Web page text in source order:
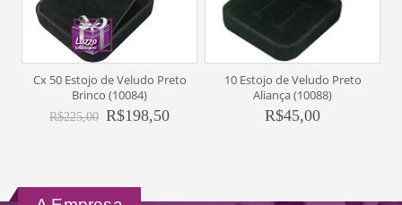
Cx 50 Estojo de Veludo Preto
Brinco (10084)
R$225,00 R$198,50
10 Estojo de Veludo Preto
Aliança (10088)
R$45,00